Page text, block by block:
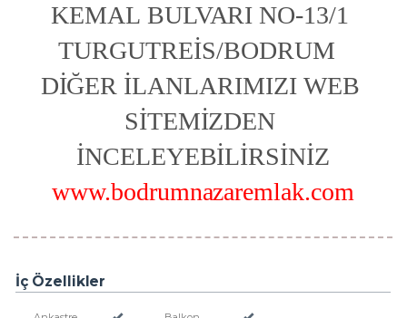
KEMAL BULVARI NO-13/1
TURGUTREİS/BODRUM
DİĞER İLANLARIMIZI WEB
SİTEMİZDEN
İNCELEYEBİLİRSİNİZ
www.bodrumnazaremlak.com
İç Özellikler